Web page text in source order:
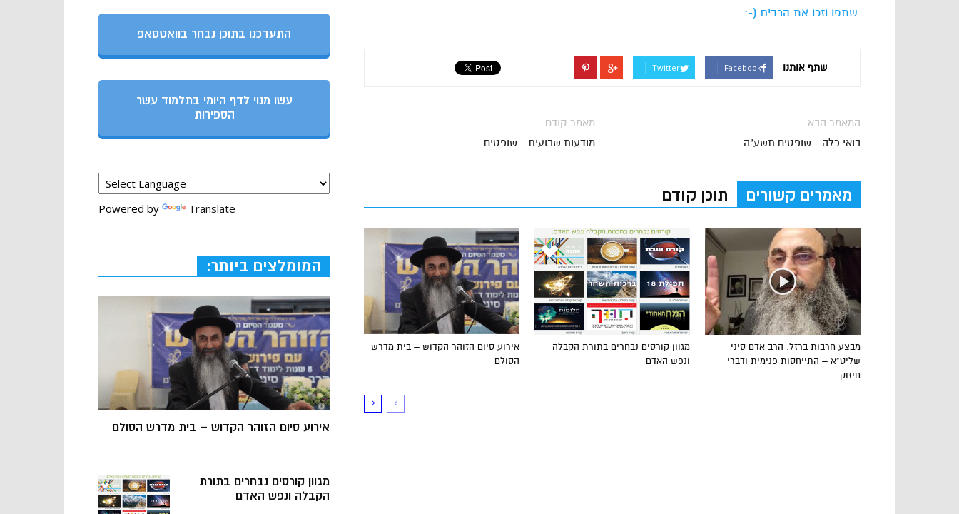
שתפו וזכו את הרבים (-:
שתף אותנו Facebook
Twitter
מאמר קודם
מודעות שבועית - שופטים
המאמר הבא
בואי כלה - שופטים תשע"ה
מאמרים קשורים תוכן קודם
אירוע סיום הזוהר הקדוש – בית מדרש
הסולם
מגוון קורסים נבחרים בתורת הקבלה
ונפש האדם
מבצע חרבות ברזל: הרב אדם סיני
שליט”א – התייחסות פנימית ודברי
חיזוק
התעדכנו בתוכן נבחר בוואטסאפ
עשו מנוי לדף היומי בתלמוד עשר
הספירות
Powered by Translate
המומלצים ביותר:
אירוע סיום הזוהר הקדוש – בית מדרש הסולם
מגוון קורסים נבחרים בתורת
הקבלה ונפש האדם